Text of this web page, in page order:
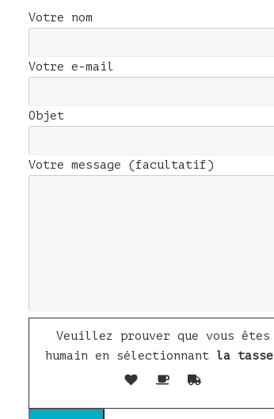
Votre nom
Votre e-mail
Objet
Votre message (facultatif)
Veuillez prouver que vous êtes
humain en sélectionnant la tasse